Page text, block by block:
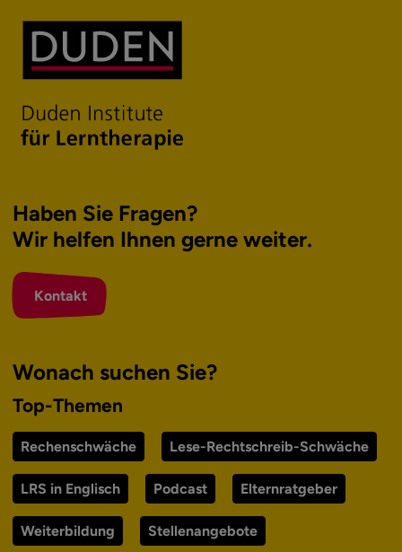
Haben Sie Fragen?
Wir helfen Ihnen gerne weiter.
Kontakt
Wonach suchen Sie?
Top-Themen
Rechenschwäche Lese-Rechtschreib-Schwäche
LRS in Englisch Podcast Elternratgeber
Weiterbildung Stellenangebote